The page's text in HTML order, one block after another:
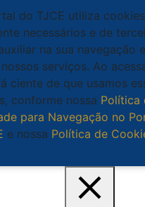
do TJCE utiliza cookies
necessários e de
na sua navegação e
serviços. Ao
ciente de que usamos
conforme nossa Política
para Navegação no
e nossa Política de